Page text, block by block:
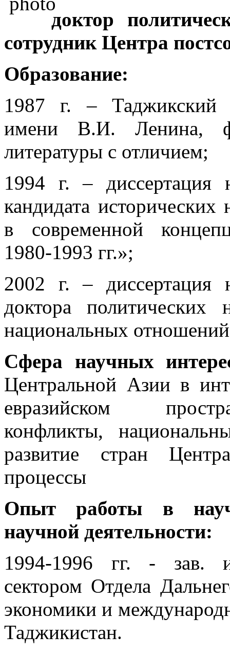
доктор
сотрудник Центра
Образование:
1987 г. – Таджикский
имени В.И. Ленина,
литературы с отличием;
1994 г. – диссертация
кандидата
в современной
1980-1993 гг.»;
2002 г. – диссертация
доктора политических
национальных
Сфера научных
Центральной Азии в
евразийском
конфликты,
развитие стран
процессы
Опыт работы в
научной деятельности:
1994-1996 гг. - зав.
сектором Отдела
экономики и
Таджикистан.